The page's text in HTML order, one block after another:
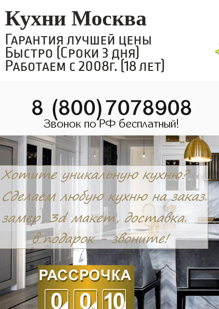
Кухни Москва
Гарантия лучшей цены
Быстро (Сроки 3 дня)
Работаем с 2008г. (18 лет)
8 (800)7078908
Звонок по РФ бесплатный!